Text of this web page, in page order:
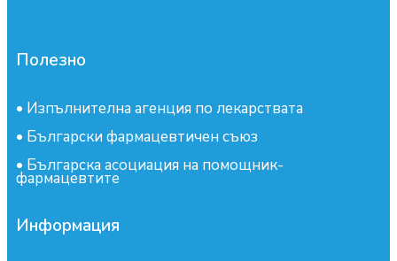
Полезно
• Изпълнителна агенция по лекарствата
• Български фармацевтичен съюз
• Българска асоциация на помощник-
фармацевтите
Информация